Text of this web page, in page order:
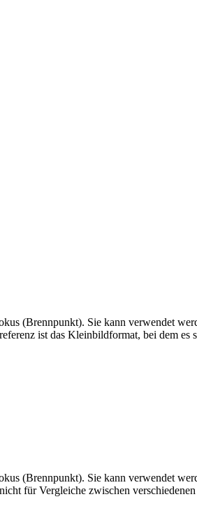
(Brennpunkt). Sie kann verwendet
ist das Kleinbildformat, bei dem es
(Brennpunkt). Sie kann verwendet
für Vergleiche zwischen